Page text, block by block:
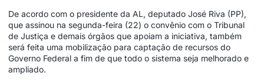
De acordo com o presidente da AL, deputado José Riva (PP),
que assinou na segunda-feira (22) o convênio com o Tribunal
de Justiça e demais órgãos que apoiam a iniciativa, também
será feita uma mobilização para captação de recursos do
Governo Federal a fim de que todo o sistema seja melhorado e
ampliado.